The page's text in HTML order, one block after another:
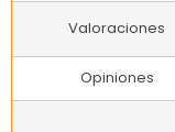
Valoraciones
Opiniones